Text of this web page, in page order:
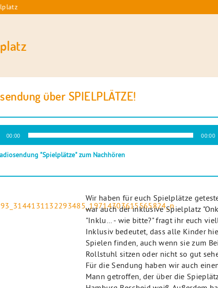
über SPIELPLÄTZE!
00:00 00:00
"Spielplätze" zum Nachhören
Wir haben für euch Spielplätze
war auch der inklusive Spielplatz
"Inklu... - wie bitte?" fragt ihr euch
Inklusiv bedeutet, dass alle Kinder
Spielen finden, auch wenn sie zum
Rollstuhl sitzen oder nicht so gut
Für die Sendung haben wir auch
Mann getroffen, der über die